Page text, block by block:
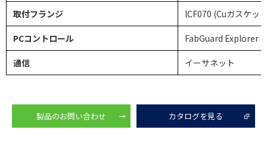
取付フランジ ICF070 (Cuガスケッ
PCコントロール FabGuard Explorer
通信 イーサネット
製品のお問い合わせ カタログを見る